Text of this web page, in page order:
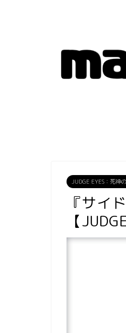
JUDGE EYES：死神
『サイ
【